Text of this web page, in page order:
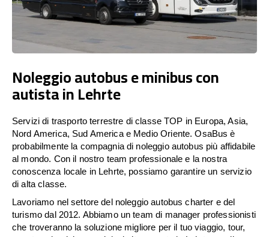
Noleggio autobus e minibus con
autista in Lehrte
Servizi di trasporto terrestre di classe TOP in Europa, Asia,
Nord America, Sud America e Medio Oriente. OsaBus è
probabilmente la compagnia di noleggio autobus più affidabile
al mondo. Con il nostro team professionale e la nostra
conoscenza locale in Lehrte, possiamo garantire un servizio
di alta classe.
Lavoriamo nel settore del noleggio autobus charter e del
turismo dal 2012. Abbiamo un team di manager professionisti
che troveranno la soluzione migliore per il tuo viaggio, tour,